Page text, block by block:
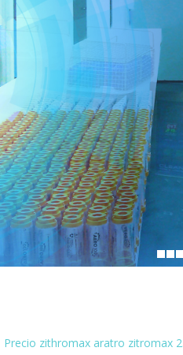
Precio zithromax aratro zitromax